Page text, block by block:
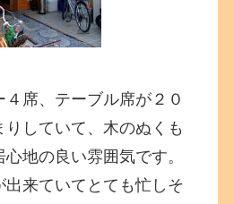
席、テーブル席が２０
りしていて、木のぬくも
地の良い雰囲気です。
出来ていてとても忙しそ